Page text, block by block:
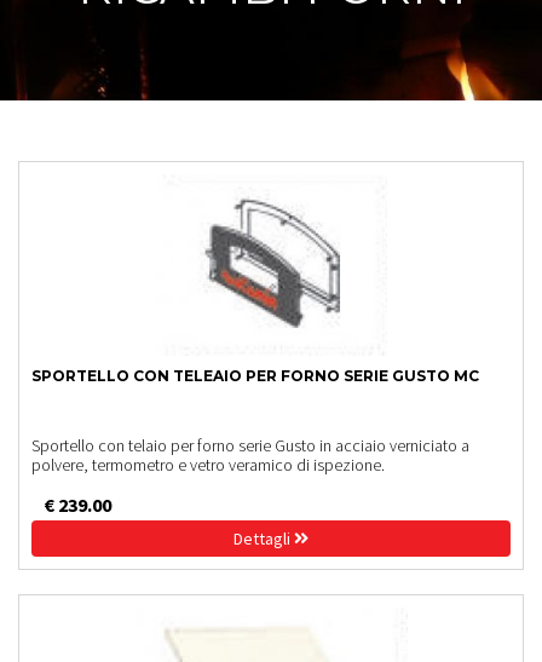
SPORTELLO CON TELEAIO PER FORNO SERIE GUSTO MC
Sportello con telaio per forno serie Gusto in acciaio verniciato a
polvere, termometro e vetro veramico di ispezione.
€ 239.00
Dettagli